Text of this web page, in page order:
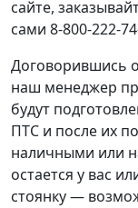
сайте,
сами 8-800-222-
Договорившись
наш менеджер
будут
ПТС и после их
наличными или
остается у вас
стоянку —